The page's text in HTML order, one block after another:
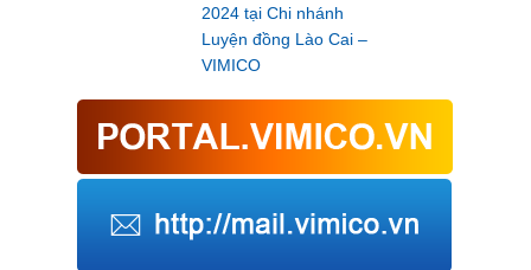
2024 tại Chi nhánh
Luyện đồng Lào Cai –
VIMICO